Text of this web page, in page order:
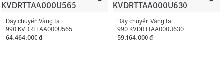
Dây chuyền Vàng ta
990 KVDRTTAA000U565
64.464.000 đ
Dây chuyền Vàng ta
990 KVDRTTAA000U630
59.164.000 đ